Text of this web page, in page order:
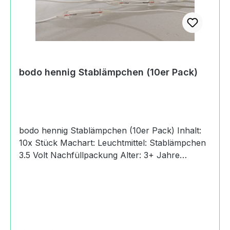
bodo hennig Stablämpchen (10er Pack)
bodo hennig Stablämpchen (10er Pack) Inhalt:
10x Stück Machart: Leuchtmittel: Stablämpchen
3.5 Volt Nachfüllpackung Alter: 3+ Jahre